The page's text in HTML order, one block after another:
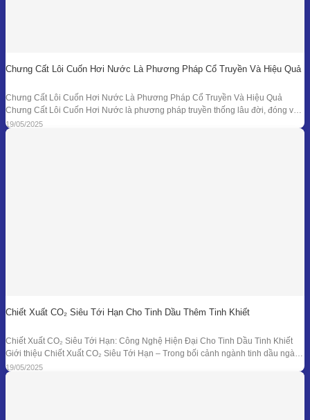
Chưng Cất Lôi Cuốn Hơi Nước Là Phương Pháp Cổ Truyền Và Hiệu Quả
Chưng Cất Lôi Cuốn Hơi Nước Là Phương Pháp Cổ Truyền Và Hiệu Quả
Chưng Cất Lôi Cuốn Hơi Nước là phương pháp truyền thống lâu đời, đóng vai
trò nền tảng trong ngành chiết xuất tinh dầu thiên nhiên. Từ những nồi đồng thủ
công ở các làng nghề cho đến hệ thống chưng
19/05/2025
Chiết Xuất CO₂ Siêu Tới Hạn Cho Tinh Dầu Thêm Tinh Khiết
Chiết Xuất CO₂ Siêu Tới Hạn: Công Nghệ Hiện Đại Cho Tinh Dầu Tinh Khiết
Giới thiệu Chiết Xuất CO₂ Siêu Tới Hạn – Trong bối cảnh ngành tinh dầu ngày
càng đồi hỏi cao về độ tinh khiết, tính an toàn và hiệu quả sinh học, phương
pháp chiết xuất bằng CO₂ siêu tới
19/05/2025